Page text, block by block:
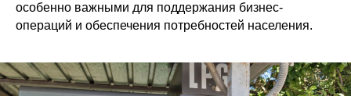
особенно важными для поддержания бизнес-
операций и обеспечения потребностей населения.